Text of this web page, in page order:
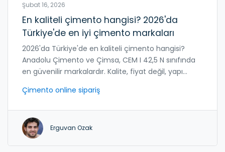
Şubat 16, 2026
En kaliteli çimento hangisi? 2026'da
Türkiye'de en iyi çimento markaları
2026'da Türkiye'de en kaliteli çimento hangisi?
Anadolu Çimento ve Çimsa, CEM I 42,5 N sınıfında
en güvenilir markalardır. Kalite, fiyat değil, yapı
resmi sitesini tercih edin.
Çimento online sipariş
Erguvan Ozak